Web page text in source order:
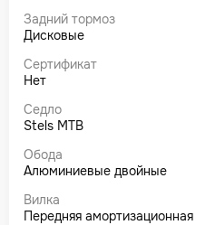
Задний тормоз
Дисковые
Сертификат
Нет
Седло
Stels MTB
Обода
Алюминиевые двойные
Вилка
Передняя амортизационная